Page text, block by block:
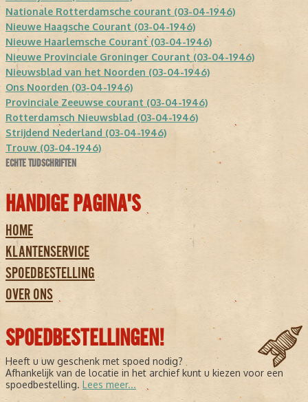
Nationale Rotterdamsche courant (03-04-1946)
Nieuwe Haagsche Courant (03-04-1946)
Nieuwe Haarlemsche Courant (03-04-1946)
Nieuwe Provinciale Groninger Courant (03-04-1946)
Nieuwsblad van het Noorden (03-04-1946)
Ons Noorden (03-04-1946)
Provinciale Zeeuwse courant (03-04-1946)
Rotterdamsch Nieuwsblad (03-04-1946)
Strijdend Nederland (03-04-1946)
Trouw (03-04-1946)
ECHTE TIJDSCHRIFTEN
HANDIGE PAGINA'S
HOME
KLANTENSERVICE
SPOEDBESTELLING
OVER ONS
SPOEDBESTELLINGEN!
Heeft u uw geschenk met spoed nodig?
Afhankelijk van de locatie in het archief kunt u kiezen voor een
spoedbestelling. Lees meer...